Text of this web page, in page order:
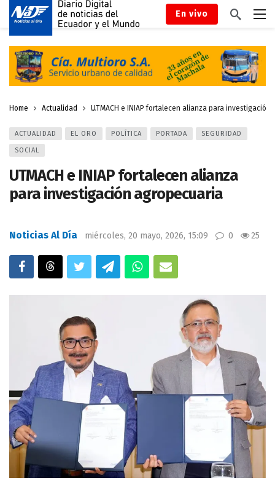
En vivo
Home Actualidad UTMACH e INIAP fortalecen alianza para investigación
ACTUALIDAD EL ORO POLÍTICA PORTADA SEGURIDAD
SOCIAL
UTMACH e INIAP fortalecen alianza
para investigación agropecuaria
Noticias Al Día miércoles, 20 mayo, 2026, 15:09 0 25